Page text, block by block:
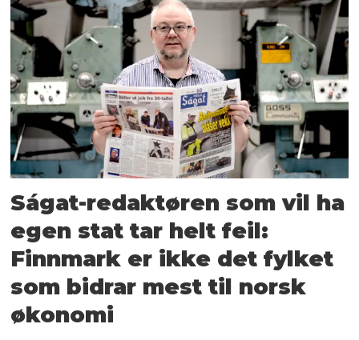
Ságat-redaktøren som vil ha
egen stat tar helt feil:
Finnmark er ikke det fylket
som bidrar mest til norsk
økonomi